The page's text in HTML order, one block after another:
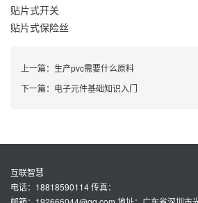
贴片式开关
贴片式保险丝
上一篇： 生产pvc需要什么原料
下一篇： 电子元件基础知识入门
互联智慧
电话：18818590114 传真：